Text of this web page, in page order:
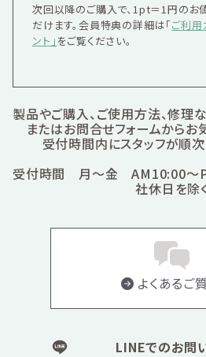
次回以降のご購入で、1pt＝1円のお
だけます。会員特典の詳細は「ご利用
ント」 をご覧ください。
製品やご購入、ご使用方法、修理
またはお問合せフォームからお
受付時間内にスタッフが順次
受付時間 月～金 AM10:00～
社休日を除く
よくあるご
LINEでのお問